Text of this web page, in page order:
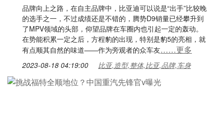
品牌向上之路，在自主品牌中，比亚迪可以说是“出手”比较晚
的选手之一，不过成绩还是不错的，腾势D9销量已经攀升到
了MPV领域的头部，仰望品牌在车圈内也引起一定的轰动。
在势能积累一定之后，方程豹的出现，特别是豹5的亮相，就
有点顺其自然的味道——作为旁观者的众车友……更多
2023-08-18 04:19:00 比亚,造型,整体,比亚,品牌,车身